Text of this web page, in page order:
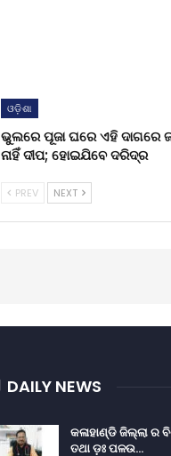
ଓଡ଼ିଶା
ଭୁଲରେ ପୂଜା ଘରେ ଏହି ଦାଗରେ
ନାହିଁ ଦୀପ; ହୋଇଯିବେ ଦରିଦ୍ର
PREV NEXT
DAILY NEWS
କଳାହାଣ୍ଡି ଜିଲ୍ଲା ର
ତଥା ଡ଼ଃ ପଳଉ…